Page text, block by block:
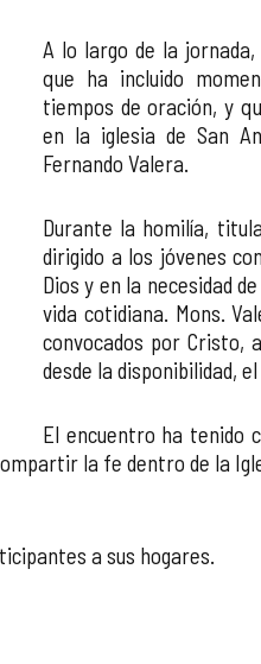
La Diócesis de Zamora
Jóvenes
A lo largo de la
que ha incluido
tiempos de oración, y
en la iglesia de San
Fernando Valera.
Durante la homilía,
dirigido a los jóvenes
Dios y en la necesidad
vida cotidiana. Mons.
convocados por Cristo,
desde la disponibilidad,
El encuentro ha tenido
la fe dentro de la
a sus hogares.